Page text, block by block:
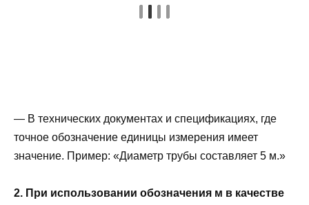
— В технических документах и спецификациях, где
точное обозначение единицы измерения имеет
значение. Пример: «Диаметр трубы составляет 5 м.»
2. При использовании обозначения м в качестве